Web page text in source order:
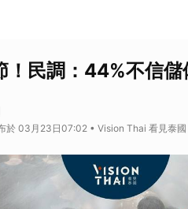
！民調：44%不信
於 03月23日07:02 • Vision Thai 看見泰國